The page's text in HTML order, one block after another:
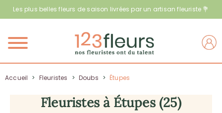
Les plus belles fleurs de saison livrées par un artisan fleuriste 💐
Menu
Accueil > Fleuristes > Doubs > Étupes
Fleuristes à Étupes (25)